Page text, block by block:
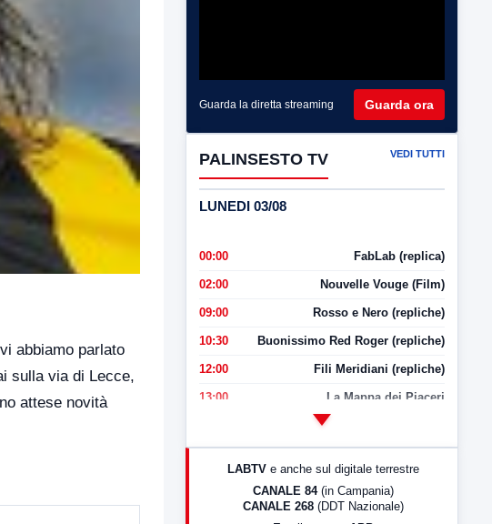
abbiamo parlato
sulla via di Lecce,
attese novità
Guarda la diretta streaming Guarda ora
PALINSESTO TV VEDI TUTTI
LUNEDI 03/08
00:00 FabLab (replica)
02:00 Nouvelle Vouge (Film)
09:00 Rosso e Nero (repliche)
10:30 Buonissimo Red Roger (repliche)
12:00 Fili Meridiani (repliche)
13:00 La Mappa dei Piaceri
LabNews (Diretta)
LABTV e anche sul digitale terrestre
CANALE 84 (in Campania)
CANALE 268 (DDT Nazionale)